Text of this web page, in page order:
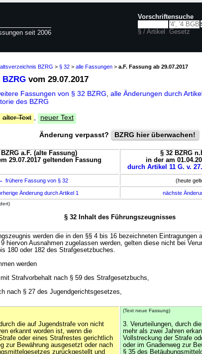
seit 2006
Vorschriftensuche
§ / Artikel Gesetz
BZRG > § 32 > alle Fassungen > a.F. Fassung ab 29.07.2017
BZRG vom 29.07.2017
Fassungen von § 32 BZRG alle Änderungen durch
des BZRG
alter Text neuer Text
Änderung verpasst? BZRG hier überwachen!
a.F. (alte Fassung)
29.07.2017 geltenden Fassung
§ 32 BZRG
in der am
durch Artikel 11 G. v.
frühere Fassung von § 32 (heute
Änderung durch Artikel 1 nächste
§ 32 Inhalt des Führungszeugnisses
werden die in den §§ 4 bis 16 bezeichneten Eintragungen
hiervon Ausnahmen zugelassen werden, gelten diese nicht bei
180 oder 182 des Strafgesetzbuches.
werden
Strafvorbehalt nach § 59 des Strafgesetzbuchs,
nach § 27 des Jugendgerichtsgesetzes,
die auf Jugendstrafe von nicht
erkannt worden ist, wenn die
oder eines Strafrestes gerichtlich
zur Bewährung ausgesetzt oder nach
zurückgestellt und
(Text neue Fassung)
3. Verurteilungen, durch
mehr als zwei Jahren
Vollstreckung der Strafe
oder im Gnadenweg zur
§ 35 des